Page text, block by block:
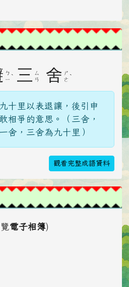
ㄅ
ㄧ ˋ 三 ㄙ
ㄢ
舍 ㄕ
ㄜ ˋ
十里以表退讓，後引申
相爭的意思。（三舍，
舍，三舍為九十里）
觀看完整成語資料
電子相簿)